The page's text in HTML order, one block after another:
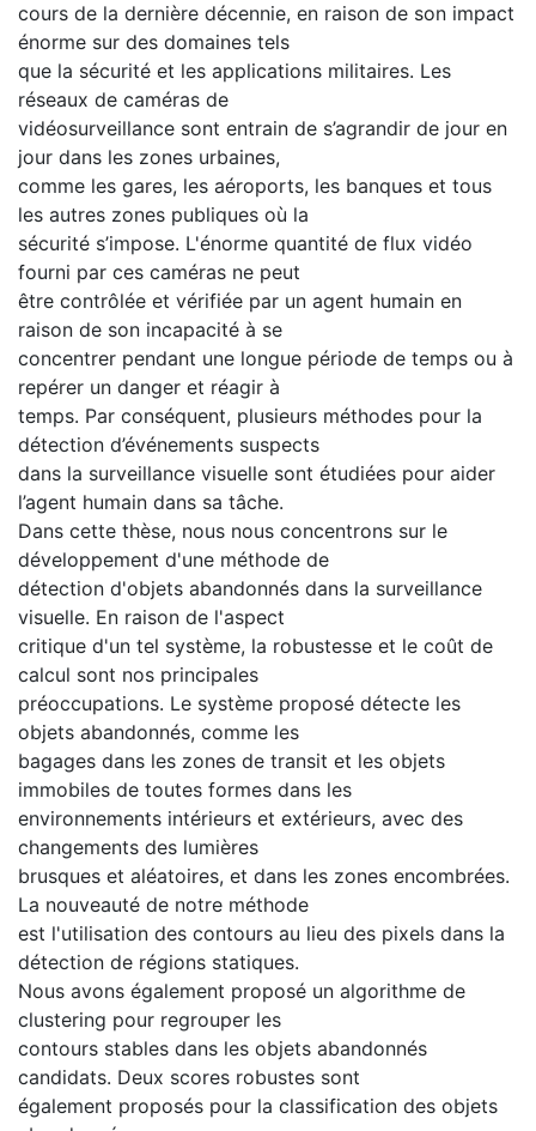
cours de la dernière décennie, en raison de son impact
énorme sur des domaines tels
que la sécurité et les applications militaires. Les
réseaux de caméras de
vidéosurveillance sont entrain de s’agrandir de jour en
jour dans les zones urbaines,
comme les gares, les aéroports, les banques et tous
les autres zones publiques où la
sécurité s’impose. L'énorme quantité de flux vidéo
fourni par ces caméras ne peut
être contrôlée et vérifiée par un agent humain en
raison de son incapacité à se
concentrer pendant une longue période de temps ou à
repérer un danger et réagir à
temps. Par conséquent, plusieurs méthodes pour la
détection d’événements suspects
dans la surveillance visuelle sont étudiées pour aider
l’agent humain dans sa tâche.
Dans cette thèse, nous nous concentrons sur le
développement d'une méthode de
détection d'objets abandonnés dans la surveillance
visuelle. En raison de l'aspect
critique d'un tel système, la robustesse et le coût de
calcul sont nos principales
préoccupations. Le système proposé détecte les
objets abandonnés, comme les
bagages dans les zones de transit et les objets
immobiles de toutes formes dans les
environnements intérieurs et extérieurs, avec des
changements des lumières
brusques et aléatoires, et dans les zones encombrées.
La nouveauté de notre méthode
est l'utilisation des contours au lieu des pixels dans la
détection de régions statiques.
Nous avons également proposé un algorithme de
clustering pour regrouper les
contours stables dans les objets abandonnés
candidats. Deux scores robustes sont
également proposés pour la classification des objets